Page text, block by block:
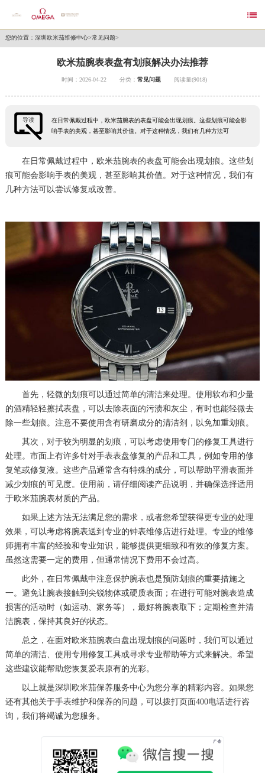

您的位置： 深圳欧米茄维修中心>常见问题>
欧米茄腕表表盘有划痕解决办法推荐
时间：2026-04-22 分类： 常见问题 阅读量(9018)
导读
在日常佩戴过程中，欧米茄腕表的表盘可能会出现划痕。这些划痕可能会影
响手表的美观，甚至影响其价值。对于这种情况，我们有几种方法可
在日常佩戴过程中，欧米茄腕表的表盘可能会出现划痕。这些划
痕可能会影响手表的美观，甚至影响其价值。对于这种情况，我们有
几种方法可以尝试修复或改善。
首先，轻微的划痕可以通过简单的清洁来处理。使用软布和少量
的酒精轻轻擦拭表盘，可以去除表面的污渍和灰尘，有时也能轻微去
除一些划痕。注意不要使用含有研磨成分的清洁剂，以免加重划痕。
其次，对于较为明显的划痕，可以考虑使用专门的修复工具进行
处理。市面上有许多针对手表表盘修复的产品和工具，例如专用的修
复笔或修复液。这些产品通常含有特殊的成分，可以帮助平滑表面并
减少划痕的可见度。使用前，请仔细阅读产品说明，并确保选择适用
于欧米茄腕表材质的产品。
如果上述方法无法满足您的需求，或者您希望获得更专业的处理
效果，可以考虑将腕表送到专业的钟表维修店进行处理。专业的维修
师拥有丰富的经验和专业知识，能够提供更细致和有效的修复方案。
虽然这需要一定的费用，但通常情况下费用不会过高。
此外，在日常佩戴中注意保护腕表也是预防划痕的重要措施之
一。避免让腕表接触到尖锐物体或硬质表面；在进行可能对腕表造成
损害的活动时（如运动、家务等），最好将腕表取下；定期检查并清
洁腕表，保持其良好的状态。
总之，在面对欧米茄腕表白盘出现划痕的问题时，我们可以通过
简单的清洁、使用专用修复工具或寻求专业帮助等方式来解决。希望
这些建议能帮助您恢复爱表原有的光彩。
以上就是深圳欧米茄保养服务中心为您分享的精彩内容。如果您
还有其他关于手表维护和保养的问题，可以拨打页面400电话进行咨
询，我们将竭诚为您服务。